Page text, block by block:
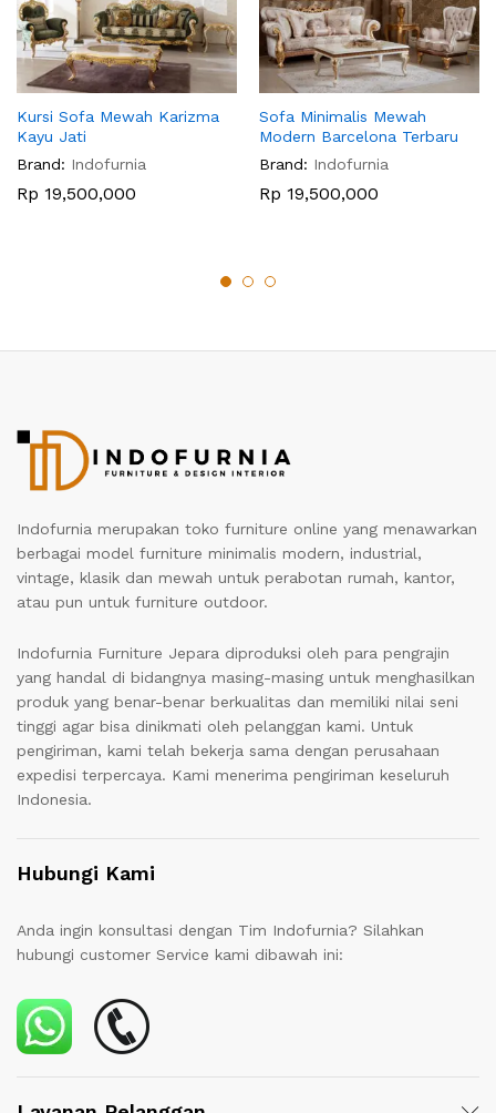
Kursi Sofa Mewah Karizma
Kayu Jati
Brand: Indofurnia
Rp 19,500,000
Sofa Minimalis Mewah
Modern Barcelona Terbaru
Brand: Indofurnia
Rp 19,500,000
Indofurnia merupakan toko furniture online yang menawarkan
berbagai model furniture minimalis modern, industrial,
vintage, klasik dan mewah untuk perabotan rumah, kantor,
atau pun untuk furniture outdoor.
Indofurnia Furniture Jepara diproduksi oleh para pengrajin
yang handal di bidangnya masing-masing untuk menghasilkan
produk yang benar-benar berkualitas dan memiliki nilai seni
tinggi agar bisa dinikmati oleh pelanggan kami. Untuk
pengiriman, kami telah bekerja sama dengan perusahaan
expedisi terpercaya. Kami menerima pengiriman keseluruh
Indonesia.
Hubungi Kami
Anda ingin konsultasi dengan Tim Indofurnia? Silahkan
hubungi customer Service kami dibawah ini: